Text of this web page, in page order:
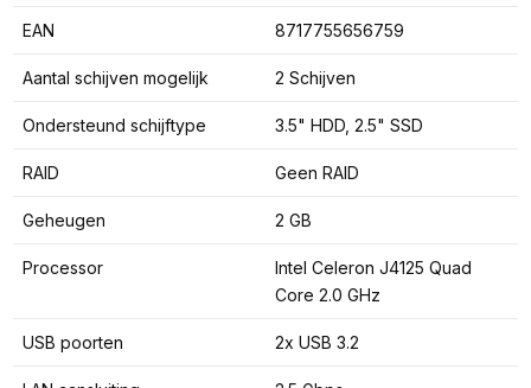
EAN 8717755656759
Aantal schijven mogelijk 2 Schijven
Ondersteund schijftype 3.5" HDD, 2.5" SSD
RAID Geen RAID
Geheugen 2 GB
Processor
Intel Celeron J4125 Quad
Core 2.0 GHz
USB poorten 2x USB 3.2